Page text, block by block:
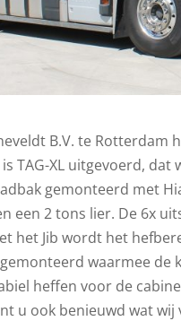
B.V. te Rotterdam
TAG-XL uitgevoerd,
gemonteerd met
een 2 tons lier. De 6x
het Jib wordt het
waarmee
heffen voor de
u ook benieuwd wat